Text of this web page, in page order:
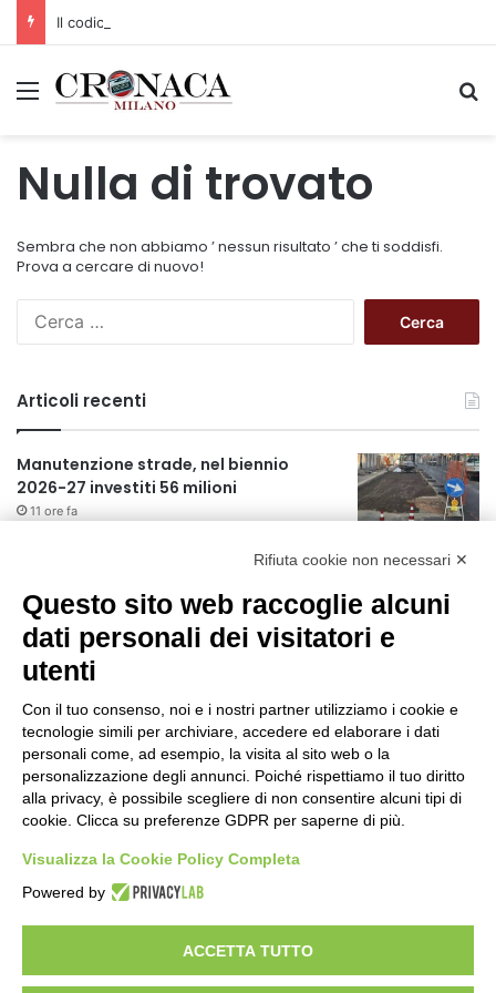
Menu
Nulla di trovato
Sembra che non abbiamo ’ nessun risultato ’ che ti soddisfi.
Prova a cercare di nuovo!
c
a
p
e
r
Articoli recenti
Manutenzione strade, nel biennio
2026-27 investiti 56 milioni
11 ore fa
Il codice segreto dei neuroni: la
cervello
12 ore fa
Una guida alimentare per affrontare i
portare in tavola a Ferragosto
16 ore fa
Il Comando della Polizia Locale di
Cinisello Balsamo fa scuola
17 ore fa
JAZZaltro: il quartetto di Luigi
Martinale e l’Orchestra da Camera del
Conservatorio Ghedini di Cuneo
Rifiuta cookie non necessari ✕
Questo sito web raccoglie alcuni
dati personali dei visitatori e
utenti
Con il tuo consenso, noi e i nostri partner utilizziamo i cookie e
tecnologie simili per archiviare, accedere ed elaborare i dati
personali come, ad esempio, la visita al sito web o la
personalizzazione degli annunci. Poiché rispettiamo il tuo diritto
alla privacy, è possibile scegliere di non consentire alcuni tipi di
cookie. Clicca su preferenze GDPR per saperne di più.
Visualizza la Cookie Policy Completa
Powered by
ACCETTA TUTTO